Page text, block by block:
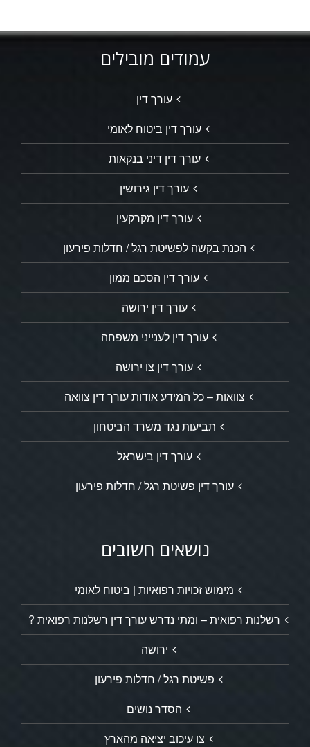
עמודים מובילים
עורך דין
עורך דין ביטוח לאומי
עורך דין דיני בנקאות
עורך דין גירושין
עורך דין מקרקעין
הכנת בקשה לפשיטת רגל / חדלות פירעון
עורך דין הסכם ממון
עורך דין ירושה
עורך דין לענייני משפחה
עורך דין צו ירושה
צוואות – כל המידע אודות עורך דין צוואה
תביעות נגד משרד הביטחון
עורך דין בישראל
עורך דין פשיטת רגל / חדלות פירעון
נושאים חשובים
מימוש זכויות רפואיות | ביטוח לאומי
רשלנות רפואית – ומתי נדרש עורך דין רשלנות רפואית ?
ירושה
פשיטת רגל / חדלות פירעון
הסדר נושים
צו עיכוב יציאה מהארץ